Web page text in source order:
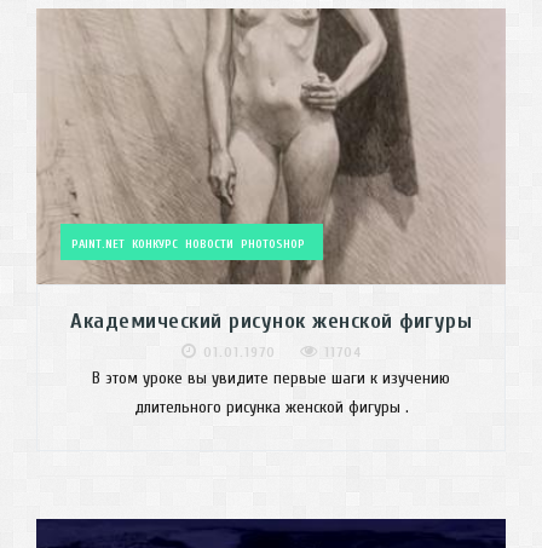
PAINT.NET КОНКУРС НОВОСТИ PHOTOSHOP
Академический рисунок женской фигуры
01.01.1970 11704
В этом уроке вы увидите первые шаги к изучению
длительного рисунка женской фигуры .